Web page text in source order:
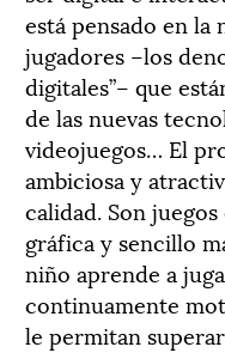
está pensado en la
jugadores –los
digitales”– que
de las nuevas
videojuegos… El
ambiciosa y
calidad. Son
gráfica y sencillo
niño aprende a
continuamente
le permitan